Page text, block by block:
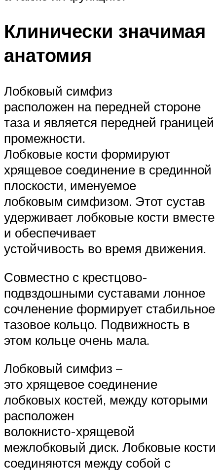
Клинически значимая
анатомия
Лобковый симфиз
расположен на передней стороне
таза и является передней границей
промежности.
Лобковые кости формируют
хрящевое соединение в срединной
плоскости, именуемое
лобковым симфизом. Этот сустав
удерживает лобковые кости вместе
и обеспечивает
устойчивость во время движения.
Совместно с крестцово-
подвздошными суставами лонное
сочленение формирует стабильное
тазовое кольцо. Подвижность в
этом кольце очень мала.
Лобковый симфиз –
это хрящевое соединение
лобковых костей, между которыми
расположен
волокнисто-хрящевой
межлобковый диск. Лобковые кости
соединяются между собой с